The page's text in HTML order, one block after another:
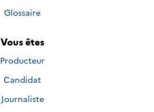
Glossaire
Vous êtes
Producteur
Candidat
Journaliste